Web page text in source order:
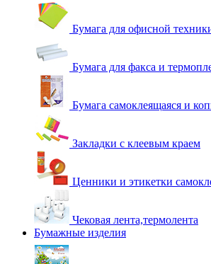
Бумага для офисной
Бумага для факса и
Бумага самоклеящаяся и
Закладки с клеевым краем
Ценники и этикетки
Чековая лента,термолента
Бумажные изделия